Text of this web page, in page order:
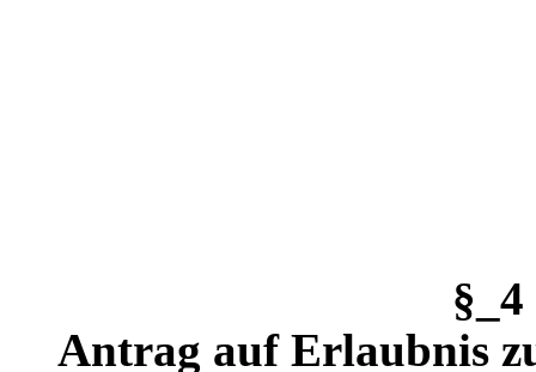
Antrag auf Erlaubnis